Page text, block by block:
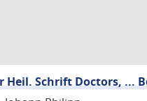
Heil. Schrift Doctors, ...